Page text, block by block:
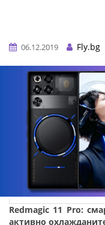
06.12.2019
Fly.bg
Redmagic 11 Pro:
активно